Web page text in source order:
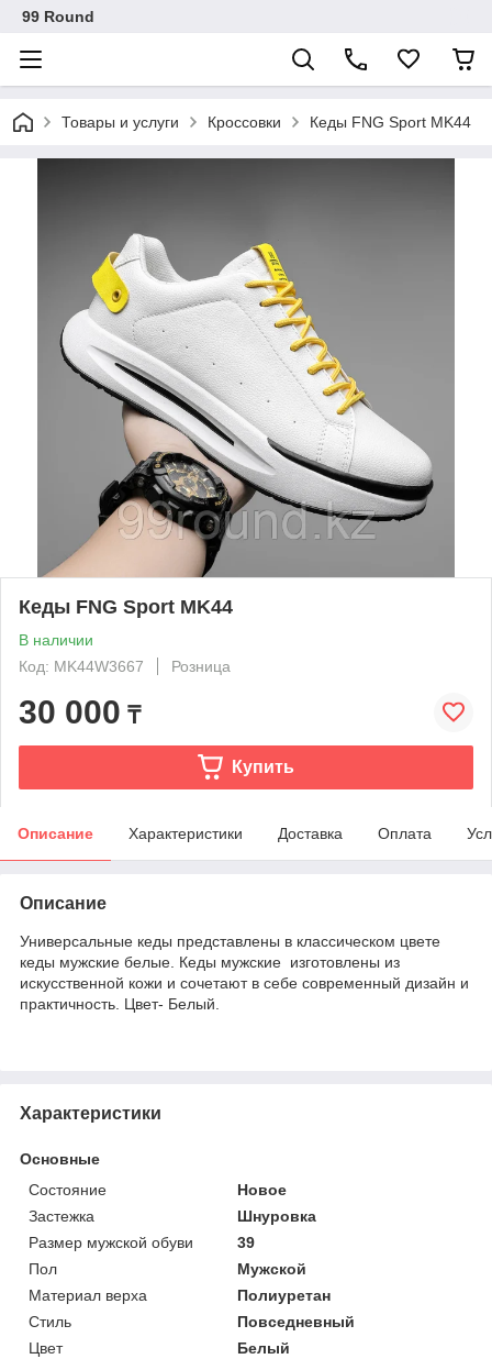
99 Round
Товары и услуги Кроссовки Кеды FNG Sport MK44
Кеды FNG Sport MK44
В наличии
Код: MK44W3667
Розница
30 000 ₸
Купить
Описание Характеристики Доставка Оплата
Описание
Универсальные кеды представлены в классическом цвете
кеды мужские белые. Кеды мужские изготовлены из
искусственной кожи и сочетают в себе современный дизайн и
практичность. Цвет- Белый.
Характеристики
Основные
Состояние
Новое
Застежка
Шнуровка
Размер мужской обуви
39
Пол
Мужской
Материал верха
Полиуретан
Стиль
Повседневный
Цвет
Белый